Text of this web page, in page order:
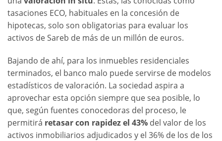
tasaciones ECO, habituales en la concesión de
hipotecas, solo son obligatorias para evaluar los
activos de Sareb de más de un millón de euros.
Bajando de ahí, para los inmuebles residenciales
terminados, el banco malo puede servirse de modelos
estadísticos de valoración. La sociedad aspira a
aprovechar esta opción siempre que sea posible, lo
que, según fuentes conocedoras del proceso, le
permitirá retasar con rapidez el 43% del valor de los
activos inmobiliarios adjudicados y el 36% de los de los